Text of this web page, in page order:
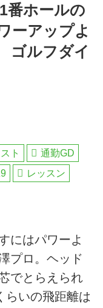
番ホールの
ーアップよ
ゴルフダイ
ト
通勤GD
レッスン
にはパワーよ
プロ。ヘッド
でとらえられ
らいの飛距離は